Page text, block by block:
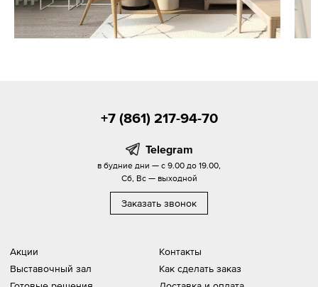
Акции
Выставочный зал
Контакты
Как сделать заказ
+7 (861) 217-94-70
Telegram
в будние дни — с 9.00 до 19.00,
Сб, Вс — выходной
Заказать звонок